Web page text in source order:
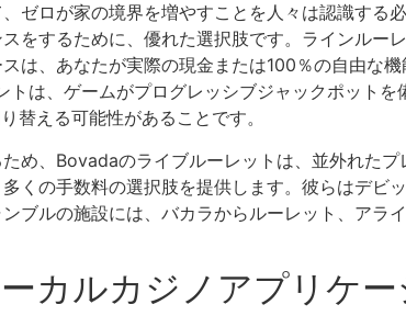
ゼロが家の境界を増やすことを人々は認識する
をするために、優れた選択肢です。ラインルー
は、あなたが実際の現金または100％の自由な
は、ゲームがプログレッシブジャックポットを
替える可能性があることです。
め、Bovadaのライブルーレットは、並外れた
くの手数料の選択肢を提供します。彼らはデビ
ブルの施設には、バカラからルーレット、アラ
カルカジノアプリケ